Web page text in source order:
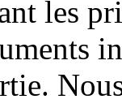
les